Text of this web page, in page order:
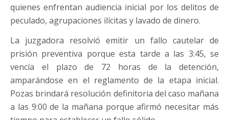
quienes enfrentan audiencia inicial por los delitos de
peculado, agrupaciones ilícitas y lavado de dinero.
La juzgadora resolvió emitir un fallo cautelar de
prisión preventiva porque esta tarde a las 3:45, se
vencía el plazo de 72 horas de la detención,
amparándose en el reglamento de la etapa inicial.
Pozas brindará resolución definitoria del caso mañana
a las 9:00 de la mañana porque afirmó necesitar más